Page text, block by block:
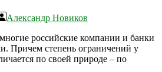
Александр Новиков
российские компании и банки
Причем степень ограничений у
по своей природе – по